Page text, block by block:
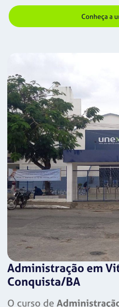
Conheça a
Administração em
Conquista/BA
O curso de